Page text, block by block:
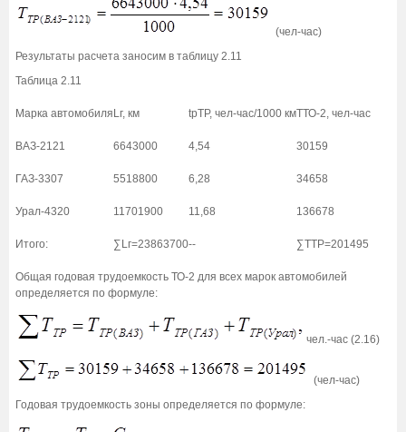
(чел-час)
Результаты расчета заносим в таблицу 2.11
Таблица 2.11
Марка автомобиля Lг, км tрТР, чел-час/1000 кмТТО-2, чел-час
ВАЗ-2121 6643000 4,54 30159
ГАЗ-3307 5518800 6,28 34658
Урал-4320 11701900 11,68 136678
Итого: ∑Lг=23863700-- ∑ТТР=201495
Общая годовая трудоемкость ТО-2 для всех марок автомобилей
определяется по формуле:
чел.-час (2.16)
(чел-час)
Годовая трудоемкость зоны определяется по формуле: